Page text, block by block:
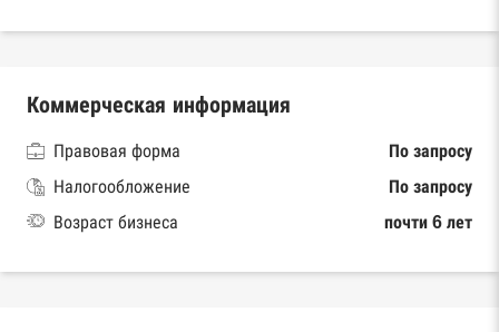
Коммерческая информация
Правовая форма
По запросу
Налогообложение
По запросу
Возраст бизнеса
почти 6 лет